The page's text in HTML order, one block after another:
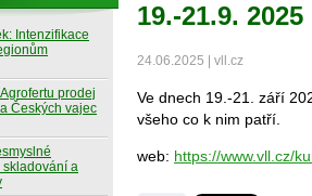
19.-21.9.
24.06.2025 | vll.cz
Ve dnech 19.-21. září
všeho co k nim patří.
web: https://www.vll.cz/
Intenzifikace
prodej
Českých vajec
a